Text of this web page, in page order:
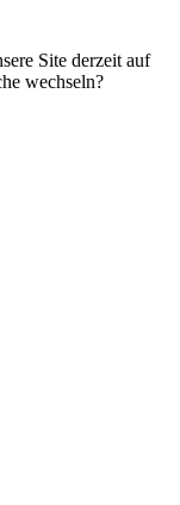
Site derzeit auf
wechseln?